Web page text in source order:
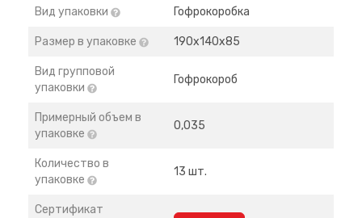
Вид упаковки Гофрокоробка
Размер в упаковке 190х140х85
Вид групповой
упаковки
Гофрокороб
Примерный объем в
упаковке
0,035
Количество в
упаковке
13 шт.
Сертификат